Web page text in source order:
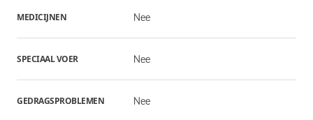
MEDICIJNEN Nee
SPECIAAL VOER Nee
GEDRAGSPROBLEMEN Nee